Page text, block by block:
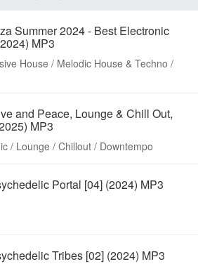
Summer 2024 - Best Electronic
MP3
House / Melodic House & Techno /
and Peace, Lounge & Chill Out,
MP3
/ Lounge / Chillout / Downtempo
Portal [04] (2024) MP3
Tribes [02] (2024) MP3